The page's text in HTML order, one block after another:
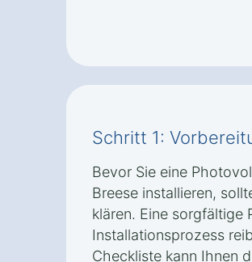
Schritt 1:
Bevor Sie eine
Breese installieren,
klären. Eine sorgfältige
Installationsprozess
Checkliste kann Ihnen